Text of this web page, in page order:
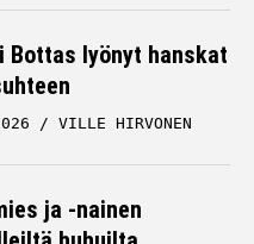
Bottas lyönyt hanskat
VILLE HIRVONEN
ja -nainen